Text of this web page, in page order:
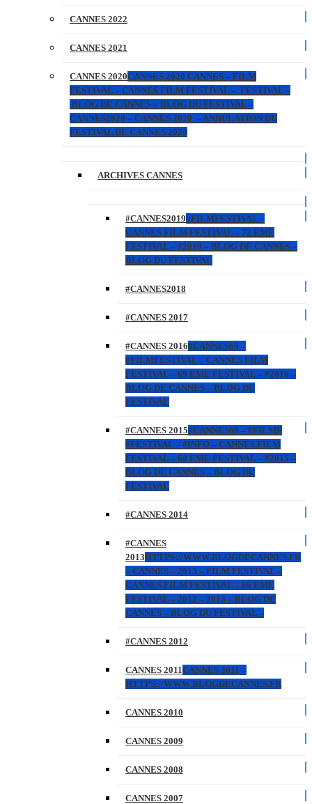
CANNES 2022
CANNES 2021
CANNES 2020CANNES 2020 CANNES – FILM
FESTIVAL – CANNES FILM FESTIVAL – FESTIVAL –
BLOG DE CANNES – BLOG DU FESTIVAL –
CANNES2020 – CANNES 2020 – ANNULATION DU
FESTIVAL DE CANNES 2020
ARCHIVES CANNES
#CANNES2019#FILMFESTIVAL –
CANNES FILM FESTIVAL – 72 EME
FESTIVAL – #2019 – BLOG DE CANNES –
BLOG DU FESTIVAL
#CANNES2018
#CANNES 2017
#CANNES 2016#CANNES69 –
#FILMFESTIVAL – CANNES FILM
FESTIVAL – 69 EME FESTIVAL – #2016 –
BLOG DE CANNES – BLOG DU
FESTIVAL
#CANNES 2015#CANNES68 – #FILMF
#FESTIVAL – #INFO – CANNES FILM
FESTIVAL – 68 EME FESTIVAL – #2015 –
BLOG DE CANNES – BLOG DU
FESTIVAL
#CANNES 2014
#CANNES
2013HTTPS://WWW.BLOGDECANNES.FR
– CANNES – 2013 – FILM FESTIVAL –
CANNES FILM FESTIVAL – 66 EME
FESTIVAL – 2012 – 2013 – BLOG DE
CANNES – BLOG DU FESTIVAL –
#CANNES 2012
CANNES 2011CANNES 2011 –
HTTPS://WWW.BLOGDECANNES.FR
CANNES 2010
CANNES 2009
CANNES 2008
CANNES 2007